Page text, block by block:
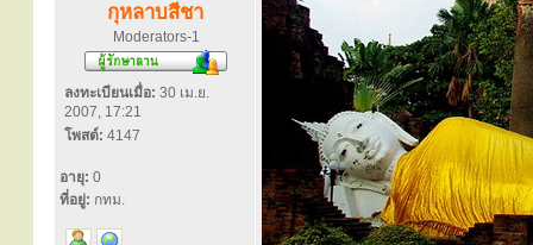
กุหลาบสีชา
Moderators-1
ลงทะเบียนเมื่อ: 30 เม.ย.
2007, 17:21
โพสต์: 4147
อายุ: 0
ที่อยู่: กทม.